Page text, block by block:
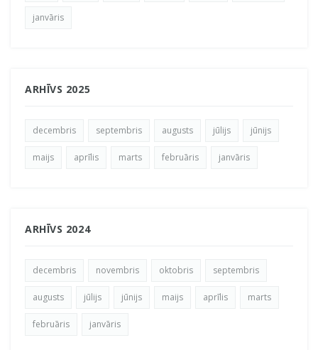
janvāris
ARHĪVS 2025
decembris septembris augusts jūlijs jūnijs
maijs aprīlis marts februāris janvāris
ARHĪVS 2024
decembris novembris oktobris septembris
augusts jūlijs jūnijs maijs aprīlis marts
februāris janvāris